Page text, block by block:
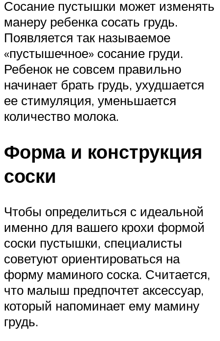
Сосание пустышки может изменять
манеру ребенка сосать грудь.
Появляется так называемое
«пустышечное» сосание груди.
Ребенок не совсем правильно
начинает брать грудь, ухудшается
ее стимуляция, уменьшается
количество молока.
Форма и конструкция
соски
Чтобы определиться с идеальной
именно для вашего крохи формой
соски пустышки, специалисты
советуют ориентироваться на
форму маминого соска. Считается,
что малыш предпочтет аксессуар,
который напоминает ему мамину
грудь.